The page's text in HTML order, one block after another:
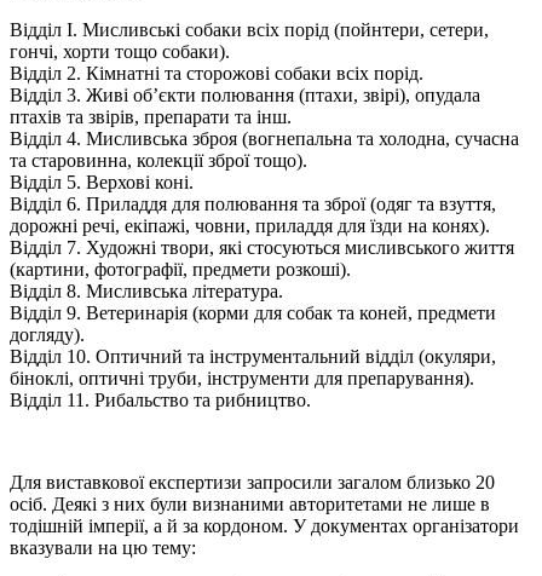
Відділ I. Мисливські собаки всіх порід (пойнтери, сетери,
гончі, хорти тощо собаки).
Відділ 2. Кімнатні та сторожові собаки всіх порід.
Відділ 3. Живі об’єкти полювання (птахи, звірі), опудала
птахів та звірів, препарати та інш.
Відділ 4. Мисливська зброя (вогнепальна та холодна, сучасна
та старовинна, колекції зброї тощо).
Відділ 5. Верхові коні.
Відділ 6. Приладдя для полювання та зброї (одяг та взуття,
дорожні речі, екіпажі, човни, приладдя для їзди на конях).
Відділ 7. Художні твори, які стосуються мисливського життя
(картини, фотографії, предмети розкоші).
Відділ 8. Мисливська література.
Відділ 9. Ветеринарія (корми для собак та коней, предмети
догляду).
Відділ 10. Оптичний та інструментальний відділ (окуляри,
біноклі, оптичні труби, інструменти для препарування).
Відділ 11. Рибальство та рибництво.
Для виставкової експертизи запросили загалом близько 20
осіб. Деякі з них були визнаними авторитетами не лише в
тодішній імперії, а й за кордоном. У документах організатори
вказували на цю тему: